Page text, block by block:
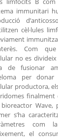
immunitari
cèl·lules
Com
no es
de fusionar
per
productora,
finalment
Wave,
s’ha
com
el